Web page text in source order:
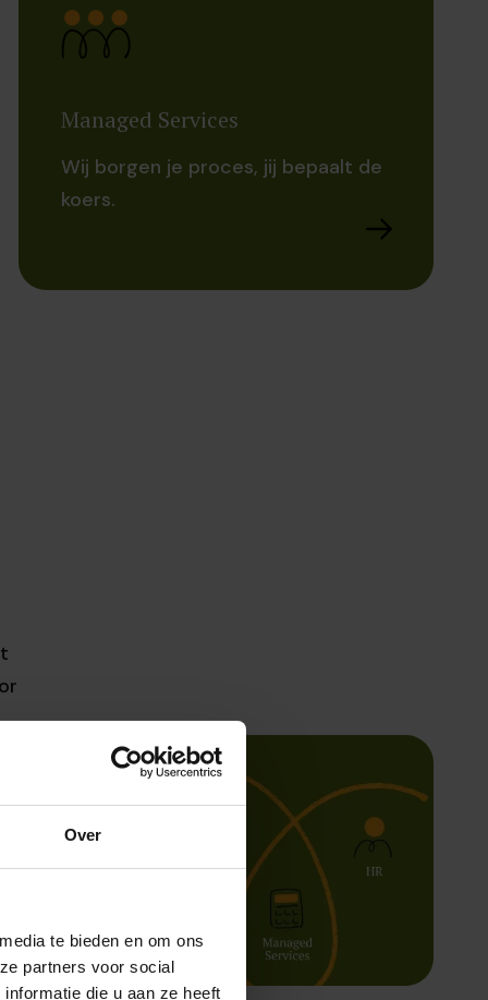
Over
te bieden en om ons
partners voor social
die u aan ze heeft
Managed Services
Wij borgen je proces, jij bepaalt de
koers.